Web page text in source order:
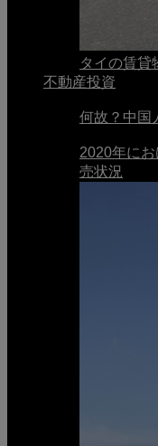
タイの賃貸
不動産投資
何故？中国
2020年に
売状況